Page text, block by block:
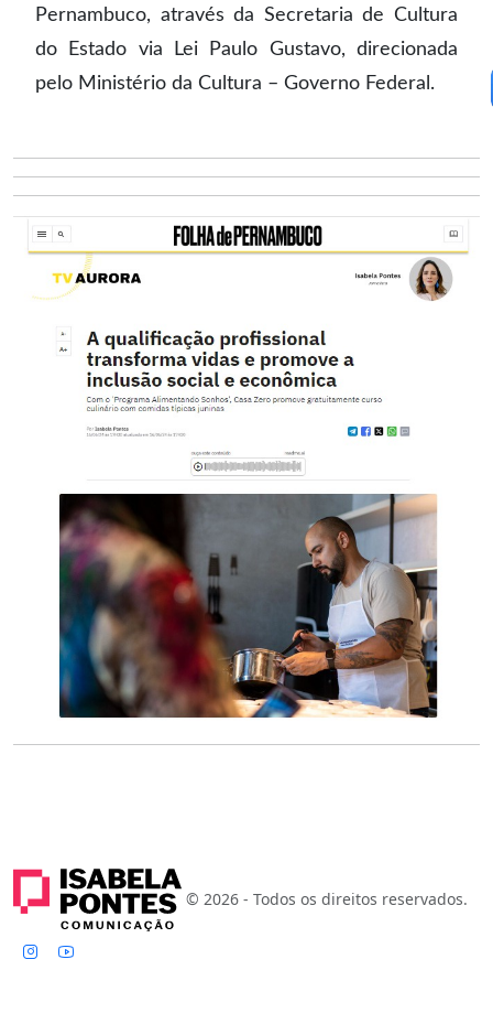
Pernambuco, através da Secretaria de Cultura
do Estado via Lei Paulo Gustavo, direcionada
pelo Ministério da Cultura – Governo Federal.
© 2026 - Todos os direitos reservados.